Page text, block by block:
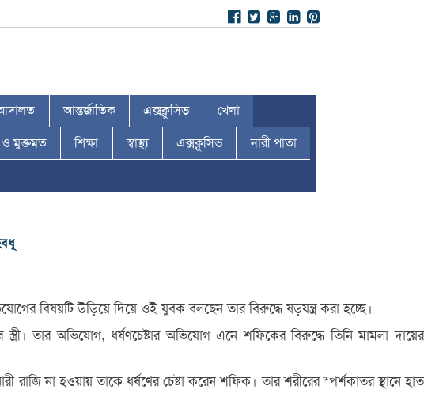
আন্তর্জাতিক এক্সক্লুসিভ খেলা
ও মুক্তমত শিক্ষা স্বাস্থ্য এক্সক্লুসিভ নারী পাতা
বিষয়টি উড়িয়ে দিয়ে ওই যুবক বলছেন তার বিরুদ্ধে ষড়যন্ত্র করা হচ্ছে।
তার অভিযোগ, ধর্ষণচেষ্টার অভিযোগ এনে শফিকের বিরুদ্ধে তিনি মামলা দায়ের
না হওয়ায় তাকে ধর্ষণের চেষ্টা করেন শফিক। তার শরীরের স্পর্শকাতর স্থানে হাত